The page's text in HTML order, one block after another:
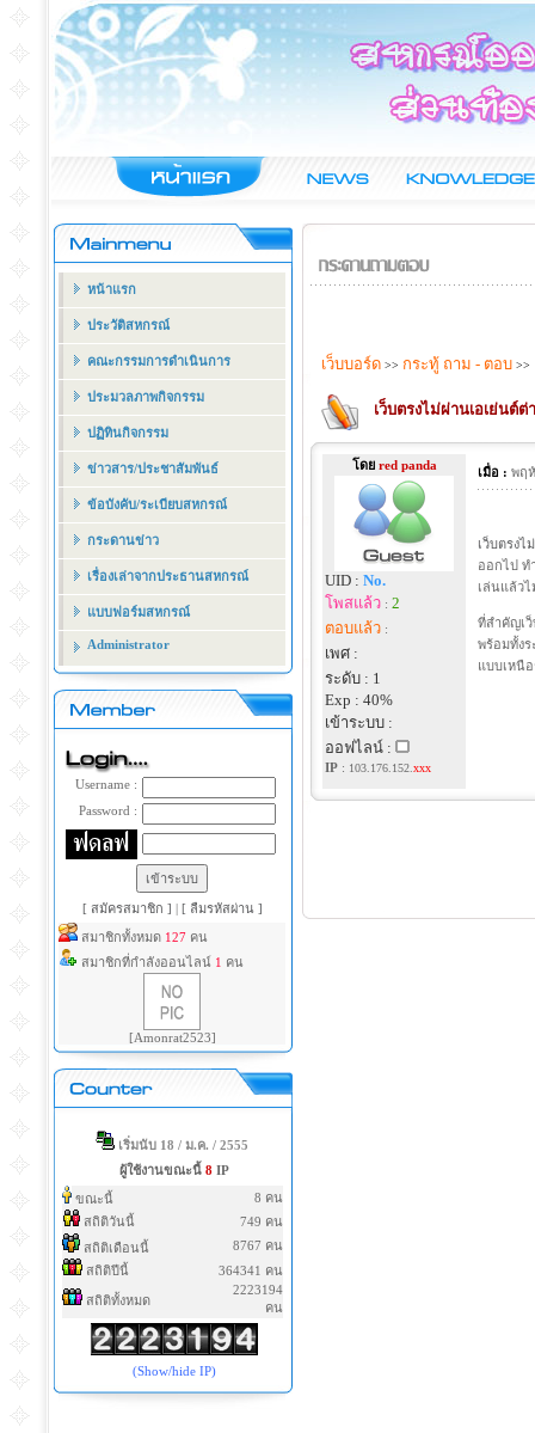
หน้าแรก
ประวัติสหกรณ์
คณะกรรมการดำเนินการ
ประมวลภาพกิจกรรม
ปฏิทินกิจกรรม
ข่าวสาร/ประชาสัมพันธ์
ข้อบังคับ/ระเบียบสหกรณ์
กระดานข่าว
เรื่องเล่าจากประธานสหกรณ์
แบบฟอร์มสหกรณ์
Administrator
Username :
Password :
[ สมัครสมาชิก ] | [ ลืมรหัสผ่าน ]
สมาชิกทั้งหมด 127 คน
สมาชิกที่กำลังออนไลน์ 1 คน
[Amonrat2523]
เริ่มนับ 18 / ม.ค. / 2555
ผู้ใช้งานขณะนี้ 8IP
ขณะนี้
8 คน
สถิติวันนี้
749 คน
สถิติเดือนนี้
8767 คน
สถิติปีนี้
364341 คน
สถิติทั้งหมด
2223194
คน
(Show/hide IP)
เว็บบอร์ด >> กระทู้ ถาม - ตอบ >>
เว็บตรงไม่ผ่านเอเย่นต์ต่
โดยred panda
UID : No.
โพสแล้ว: 2
ตอบแล้ว:
เพศ :
ระดับ : 1
Exp : 40%
เข้าระบบ :
ออฟไลน์ :
IP: 103.176.152. xxx
เมื่อ : พฤ
เว็บตรงไ
ออกไป ท
เล่นแล้วไ
ที่สำคัญเว็
พร้อมทั้ง
แบบเหนื